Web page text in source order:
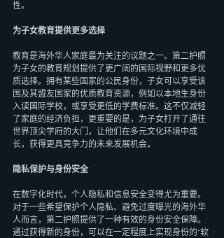
性。
为子女教育提供更多选择
教育是海外华人家庭最为关注的议题之一。第二护照
为子女的教育规划提供了更广阔的国际视野和更多优
质选择。拥有某些国家的公民身份，子女可以享受该
国及其盟友国家的优质教育资源，例如以本地生身份
入读国际学校，或享受更低的学费标准。这不仅减轻
了家庭的经济负担，更重要的是，为子女打开了通往
世界顶尖学府的大门，让他们在多元文化环境中成
长，获得更具竞争力的未来发展机会。
隐私保护与身份安全
在数字化时代，个人隐私和信息安全变得尤为重要。
对于一些希望保护个人隐私、避免过度曝光的海外华
人而言，第二护照提供了一种有效的身份安全保障。
通过获得新的身份，可以在一定程度上实现身份的“软